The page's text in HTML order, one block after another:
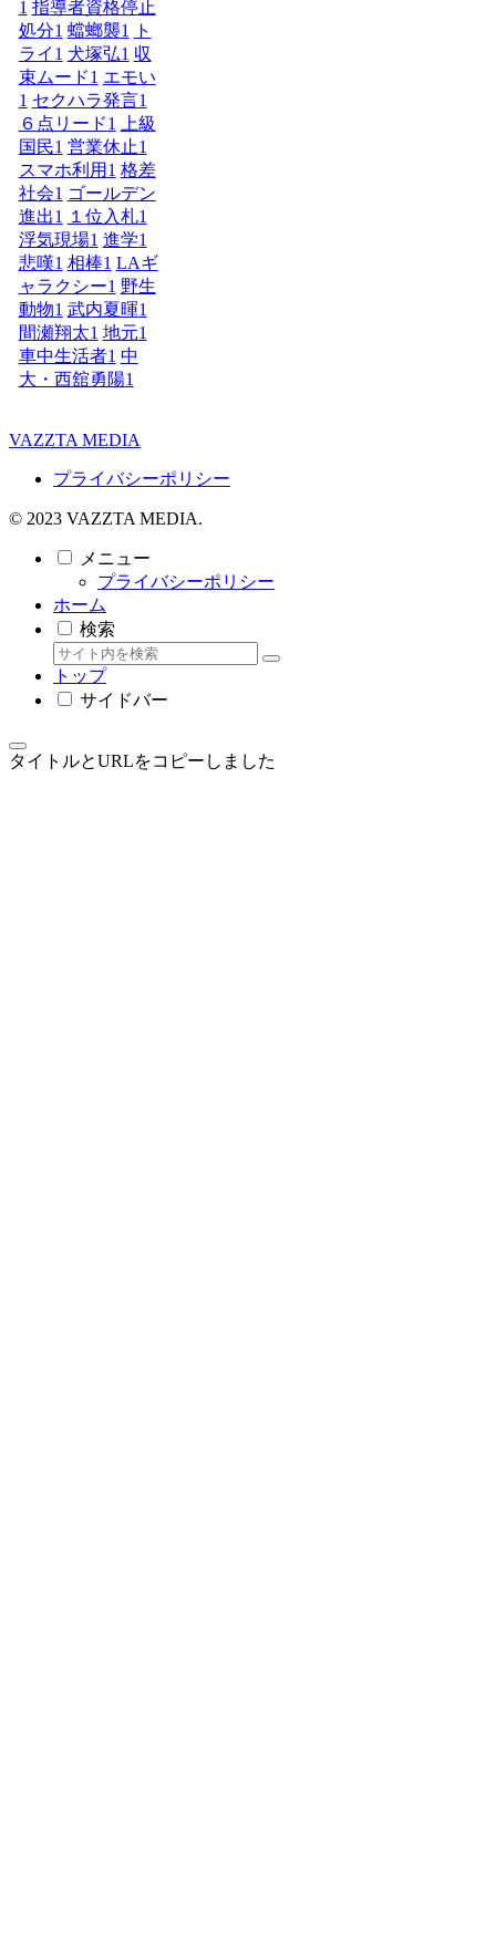
1 指導者資格停止
処分1 蟷螂襲1
ト
ライ 1 犬塚弘1 収
束ムード1 エモい
1 セクハラ発言1
６点リード1
上級
国民1 営業休止1
スマホ利用 1 格差
社会1 ゴールデン
進出1 １位入札1
浮気現場1 進学1
悲嘆1 相棒1 LAギ
ャラクシー1 野生
動物1 武内夏暉1
間瀬翔太1 地元1
車中生活者1 中
大・西舘勇陽1
VAZZTA MEDIA
プライバシーポリシー
© 2023 VAZZTA MEDIA.
メニュー
プライバシーポリシー
ホーム
検索
トップ
サイドバー
タイトルとURLをコピーしました